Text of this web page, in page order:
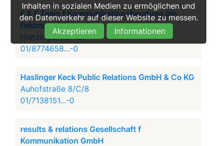
Inhalten in sozialen Medien zu ermöglichen und
den Datenverkehr auf dieser Website zu messen.
Akzeptieren
Informationen
F & F Team f Kommunikationsberatung Inh
Feldmann Werner
Hietzinger Kai 127
01/8774658...-0
Haslinger Keck Public Relations GmbH & Co KG
Auhofstraße 8/C/8
01/7138151...-0
results & relations Gesellschaft f
Kommunikation GmbH